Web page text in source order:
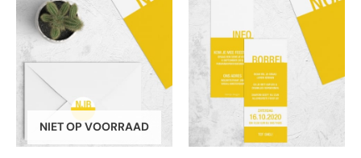
NIET OP VOORRAAD